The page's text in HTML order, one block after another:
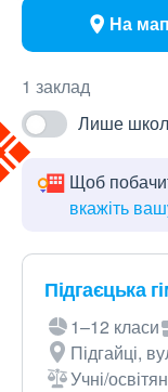
На
1 заклад
Лише
Щоб
вкажіть
Підгаєцька
1–12 класи
Підгайці,
Учні/